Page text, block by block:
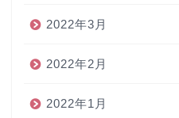
2022年3月
2022年2月
2022年1月